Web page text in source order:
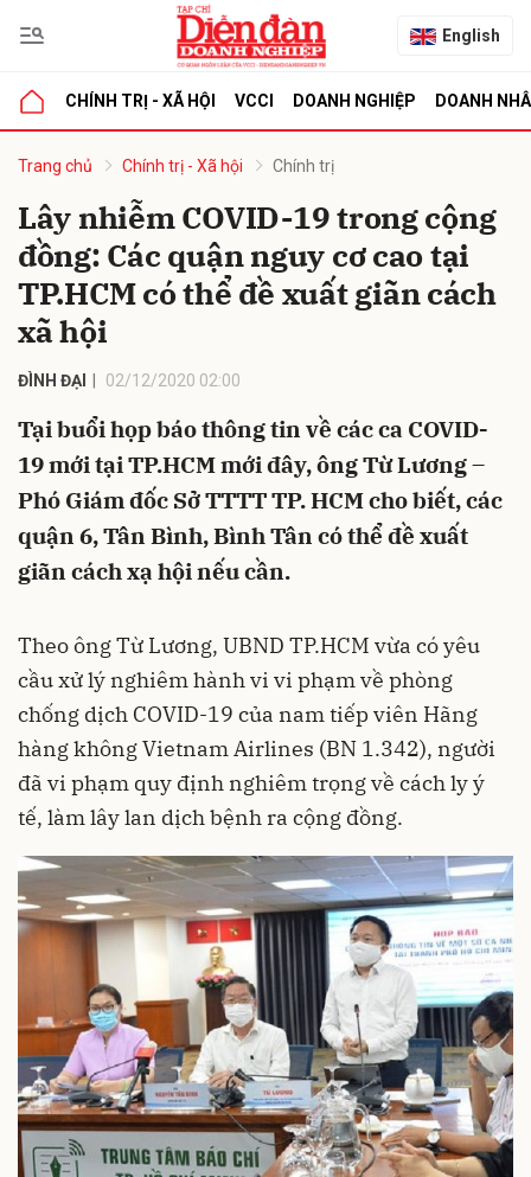
English
CHÍNH TRỊ - XÃ HỘI VCCI DOANH NGHIỆP DOANH
Trang chủ Chính trị - Xã hội Chính trị
Lây nhiễm COVID-19 trong cộng
đồng: Các quận nguy cơ cao tại
TP.HCM có thể đề xuất giãn cách
xã hội
ĐÌNH ĐẠI 02/12/2020 02:00
Tại buổi họp báo thông tin về các ca COVID-
19 mới tại TP.HCM mới đây, ông Từ Lương –
Phó Giám đốc Sở TTTT TP. HCM cho biết, các
quận 6, Tân Bình, Bình Tân có thể đề xuất
giãn cách xạ hội nếu cần.
Theo ông Từ Lương, UBND TP.HCM vừa có yêu
cầu xử lý nghiêm hành vi vi phạm về phòng
chống dịch COVID-19 của nam tiếp viên Hãng
hàng không Vietnam Airlines (BN 1.342), người
đã vi phạm quy định nghiêm trọng về cách ly ý
tế, làm lây lan dịch bệnh ra cộng đồng.
luận